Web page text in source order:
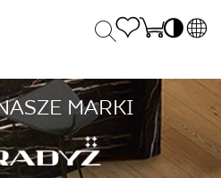
EN
SK
DE
UK
MARKI